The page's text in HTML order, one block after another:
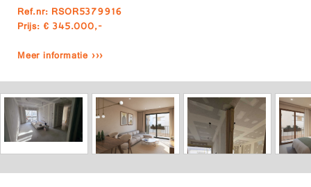
Ref.nr: RSOR5379916
Prijs: € 345.000,-
Meer informatie ›››